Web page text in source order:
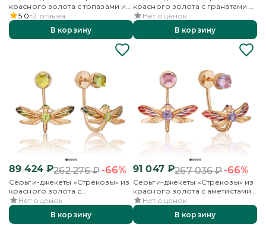
красного золота с топазами и
эмалью
5.0 2 отзыва
В корзину
красного золота с гранатами и
эмалью
Нет оценок
В корзину
89 424₽262 276₽-66%
Серьги-джекеты «Стрекозы» из
красного золота с
хризолитами и эмалью
Нет оценок
В корзину
91 047₽267 036₽-66%
Серьги-джекеты «Стрекозы» из
красного золота с аметистами
и эмалью
Нет оценок
В корзину